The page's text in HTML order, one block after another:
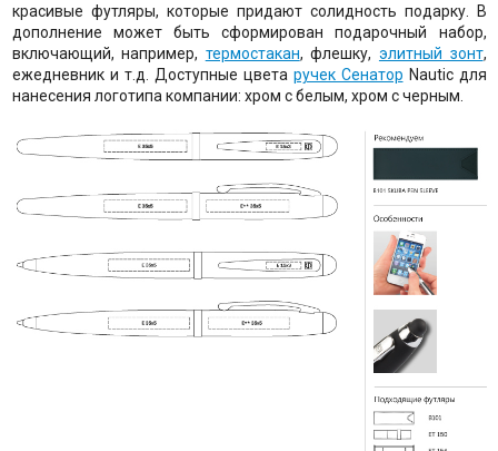
красивые футляры, которые придают солидность подарку. В
дополнение может быть сформирован подарочный набор,
включающий, например, термостакан, флешку, элитный зонт,
ежедневник и т.д. Доступные цвета ручек Сенатор Nautic для
нанесения логотипа компании: хром с белым, хром с черным.